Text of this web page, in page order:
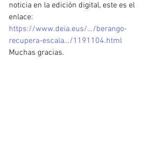
noticia en la edición digital, este es el
enlace:
https://www.deia.eus/…/berango-
recupera-escala…/1191104.html
Muchas gracias.